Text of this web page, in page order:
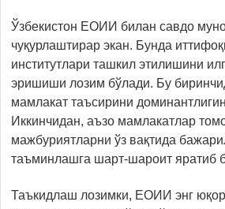
Ўзбекистон ЕОИИ билан савдо
чуқурлаштирар экан. Бунда
институтлари ташкил этилишини
эришиши лозим бўлади. Бу
мамлакат таъсирини
Иккинчидан, аъзо мамлакатлар
мажбуриятларни ўз вақтида
таъминлашга шарт-шароит яратиб
Таъкидлаш лозимки, ЕОИИ энг